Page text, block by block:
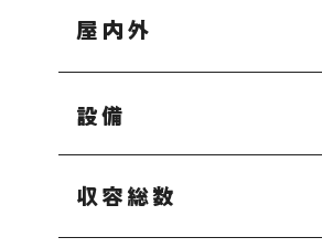
屋内外
設備
収容総数